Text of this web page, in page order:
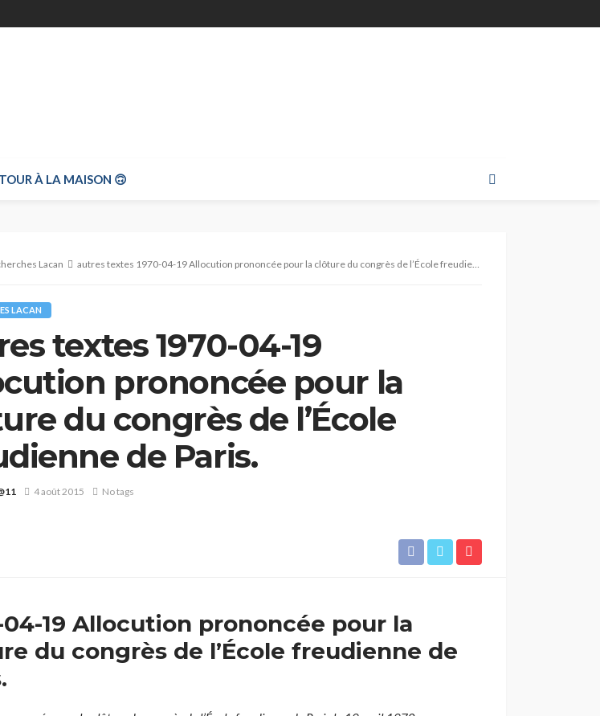
À LA MAISON 🙃
Lacan autres textes 1970-04-19 Allocution prononcée pour la clôture du congrès de l’École freudienne de Paris.
LACAN
textes 1970-04-19
prononcée pour la
du congrès de l’École
de Paris.
4 août 2015 No tags
04-19 Allocution prononcée pour la
du congrès de l’École freudienne de